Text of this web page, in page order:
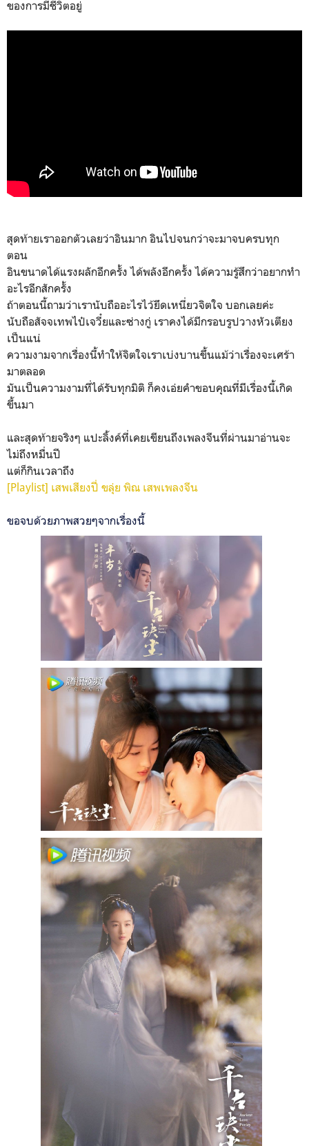
ของการมีชีวิตอยู่
สุดท้ายเราออกตัวเลยว่าอินมาก อินไปจนกว่าจะมาจบครบทุก
ตอน
อินขนาดได้แรงผลักอีกครั้ง ได้พลังอีกครั้ง ได้ความรู้สึกว่าอยากทำ
อะไรอีกสักครั้ง
ถ้าตอนนี้ถามว่าเรานับถืออะไรไว้ยึดเหนี่ยวจิตใจ บอกเลยค่ะ
นับถือสัจจเทพไป๋เจวี๋ยและซ่างกู่ เราคงได้มีกรอบรูปวางหัวเตียง
เป็นแน่
ความงามจากเรื่องนี้ทำให้จิตใจเราเบ่งบานขึ้นแม้ว่าเรื่องจะเศร้า
มาตลอด
มันเป็นความงามที่ได้รับทุกมิติ ก็คงเอ่ยคำขอบคุณที่มีเรื่องนี้เกิด
ขึ้นมา
และสุดท้ายจริงๆ แปะลิ้งค์ที่เคยเขียนถึงเพลงจีนที่ผ่านมาอ่านจะ
ไม่ถึงหมื่นปี
แต่ก็กินเวลาถึง
[Playlist] เสพเสียงปี่ ขลุ่ย พิณ เสพเพลงจีน
ขอจบด้วยภาพสวยๆจากเรื่องนี้